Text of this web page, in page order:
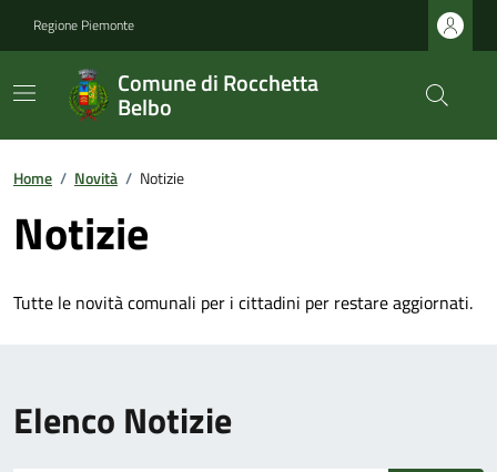
Regione Piemonte
Comune di Rocchetta
Belbo
Home / Novità / Notizie
Notizie
Tutte le novità comunali per i cittadini per restare aggiornati.
Elenco Notizie